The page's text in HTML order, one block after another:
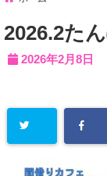
2026.2た
2026年2月8日